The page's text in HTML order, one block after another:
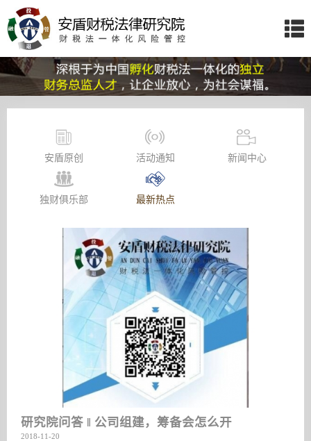
安盾原创 活动通知 新闻中心
独财俱乐部 最新热点
研究院问答 ‖ 公司组建，筹备会怎么开
2018-11-20